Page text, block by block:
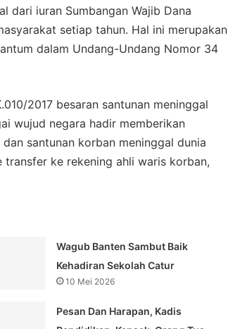
dari iuran Sumbangan Wajib Dana
setiap tahun. Hal ini merupakan
dalam Undang-Undang Nomor 34
2017 besaran santunan meninggal
wujud negara hadir memberikan
santunan korban meninggal dunia
transfer ke rekening ahli waris korban,
Wagub Banten Sambut Baik
Kehadiran Sekolah Catur
10 Mei 2026
Pesan Dan Harapan, Kadis